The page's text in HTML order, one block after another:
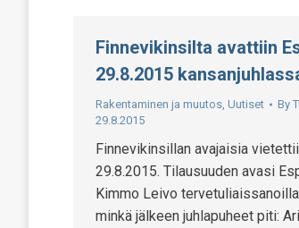
Finnevikinsilta avattiin
29.8.2015
Rakentaminen ja muutos, Uutiset By
29.8.2015
Finnevikinsillan avajaisia
29.8.2015. Tilausuuden avasi
Kimmo Leivo
minkä jälkeen juhlapuheet piti: